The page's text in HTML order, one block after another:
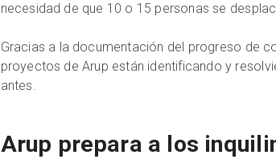
necesidad de que 10 o 15 personas se
Gracias a la documentación del progreso de
proyectos de Arup están identificando y
antes.
Arup prepara a los